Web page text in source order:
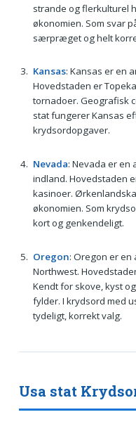
strande og flerkulturel
økonomien. Som svar
særpræget og helt
Kansas: Kansas er en
Hovedstaden er
tornadoer. Geografisk
stat fungerer Kansas
krydsordopgaver.
Nevada: Nevada er en
indland. Hovedstaden
kasinoer.
økonomien. Som
kort og genkendeligt.
Oregon: Oregon er en
Northwest.
Kendt for skove, kyst
fylder. I krydsord med
tydeligt, korrekt valg.
Usa stat